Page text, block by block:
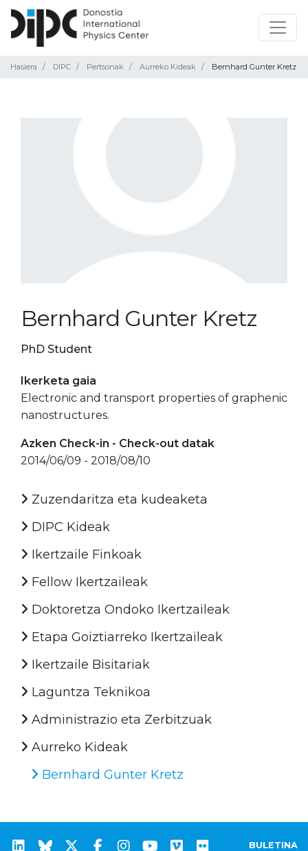
Hasiera DIPC Pertsonak Aurreko Kideak Bernhard Gunter Kretz
Bernhard Gunter Kretz
PhD Student
Ikerketa gaia
Electronic and transport properties of graphenic
nanostructures.
Azken Check-in - Check-out datak
2014/06/09 - 2018/08/10
Zuzendaritza eta kudeaketa
DIPC Kideak
Ikertzaile Finkoak
Fellow Ikertzaileak
Doktoretza Ondoko Ikertzaileak
Etapa Goiztiarreko Ikertzaileak
Ikertzaile Bisitariak
Laguntza Teknikoa
Administrazio eta Zerbitzuak
Aurreko Kideak
Bernhard Gunter Kretz
BULETINA